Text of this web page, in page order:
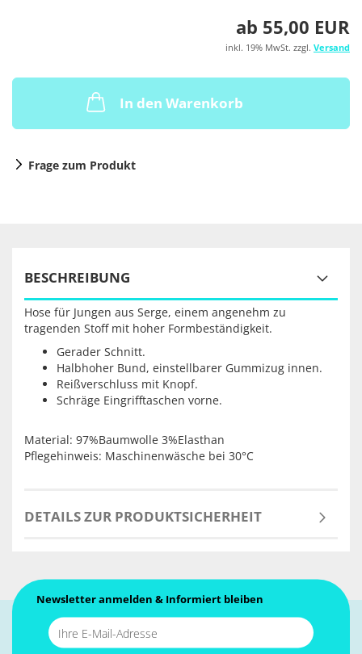
ab 55,00 EUR
inkl. 19% MwSt. zzgl. Versand
In den Warenkorb
Frage zum Produkt
BESCHREIBUNG
Hose für Jungen aus Serge, einem angenehm zu
tragenden Stoff mit hoher Formbeständigkeit.
Gerader Schnitt.
Halbhoher Bund, einstellbarer Gummizug innen.
Reißverschluss mit Knopf.
Schräge Eingrifftaschen vorne.
Material: 97%Baumwolle 3%Elasthan
Pflegehinweis: Maschinenwäsche bei 30°C
DETAILS ZUR PRODUKTSICHERHEIT
Newsletter anmelden & Informiert bleiben